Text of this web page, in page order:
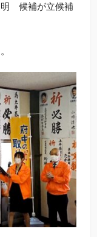
明 候補が立候補